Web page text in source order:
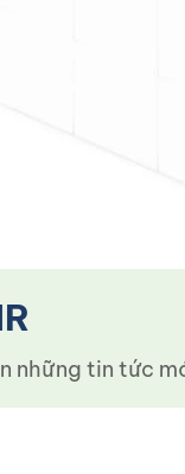
những tin tức